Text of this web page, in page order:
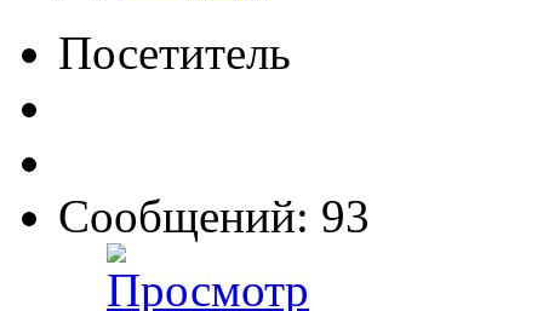
Посетитель
Сообщений: 93